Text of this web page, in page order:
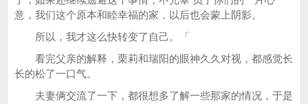
意，我们这个原本和睦幸福的家，以后也会蒙上阴影。
所以，我才这么快转变了自己。「
看完父亲的解释，栗莉和瑞阳的眼神久久对视，都感觉长
长的松了一口气。
夫妻俩交流了一下，都很想多了解一些那家的情况，于是